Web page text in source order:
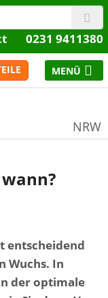
0231 9411380
NRW
entscheidend
Wuchs. In
der optimale